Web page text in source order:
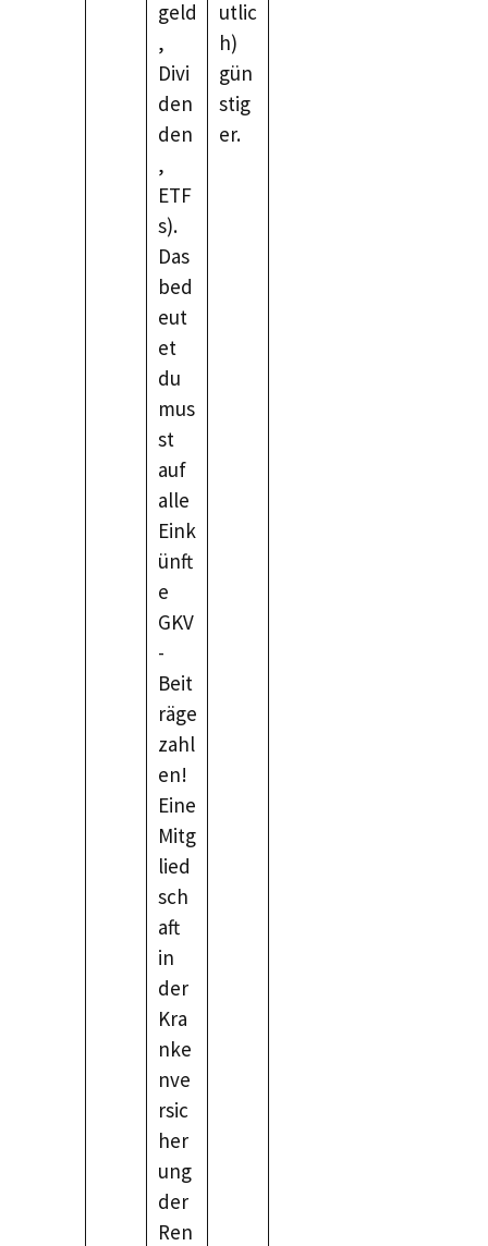
geld
,
Divi
den
den
,
ETF
s).
Das
bed
eut
et
du
mus
st
auf
alle
Eink
ünft
e
GKV
-
Beit
räge
zahl
en!
Eine
Mitg
lied
sch
aft
in
der
Kra
nke
nve
rsic
her
ung
der
Ren
utlic
h)
gün
stig
er.